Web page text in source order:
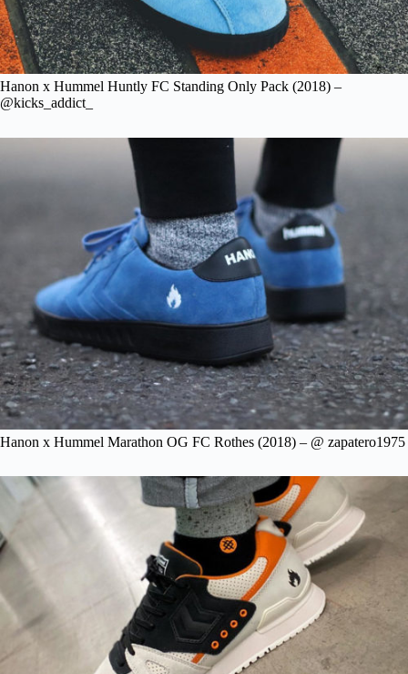
Hanon x Hummel Huntly FC Standing Only Pack (2018) –
@kicks_addict_
Hanon x Hummel Marathon OG FC Rothes (2018) – @ zapatero1975